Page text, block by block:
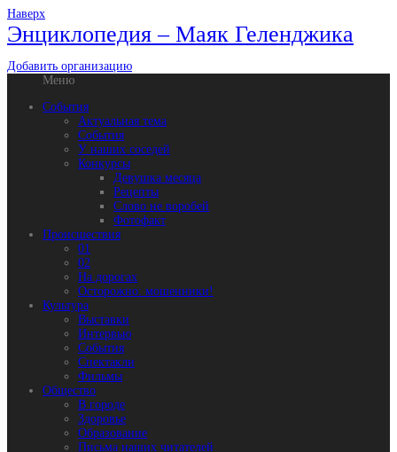
Наверх
Энциклопедия – Маяк Геленджика
Добавить организацию
Меню
События
Актуальная тема
События
У наших соседей
Конкурсы
Девушка месяца
Рецепты
Слово не воробей
Фотофакт
Происшествия
01
02
На дорогах
Осторожно: мошенники!
Культура
Выставки
Интервью
События
Спектакли
Фильмы
Общество
В городе
Здоровье
Образование
Письма наших читателей